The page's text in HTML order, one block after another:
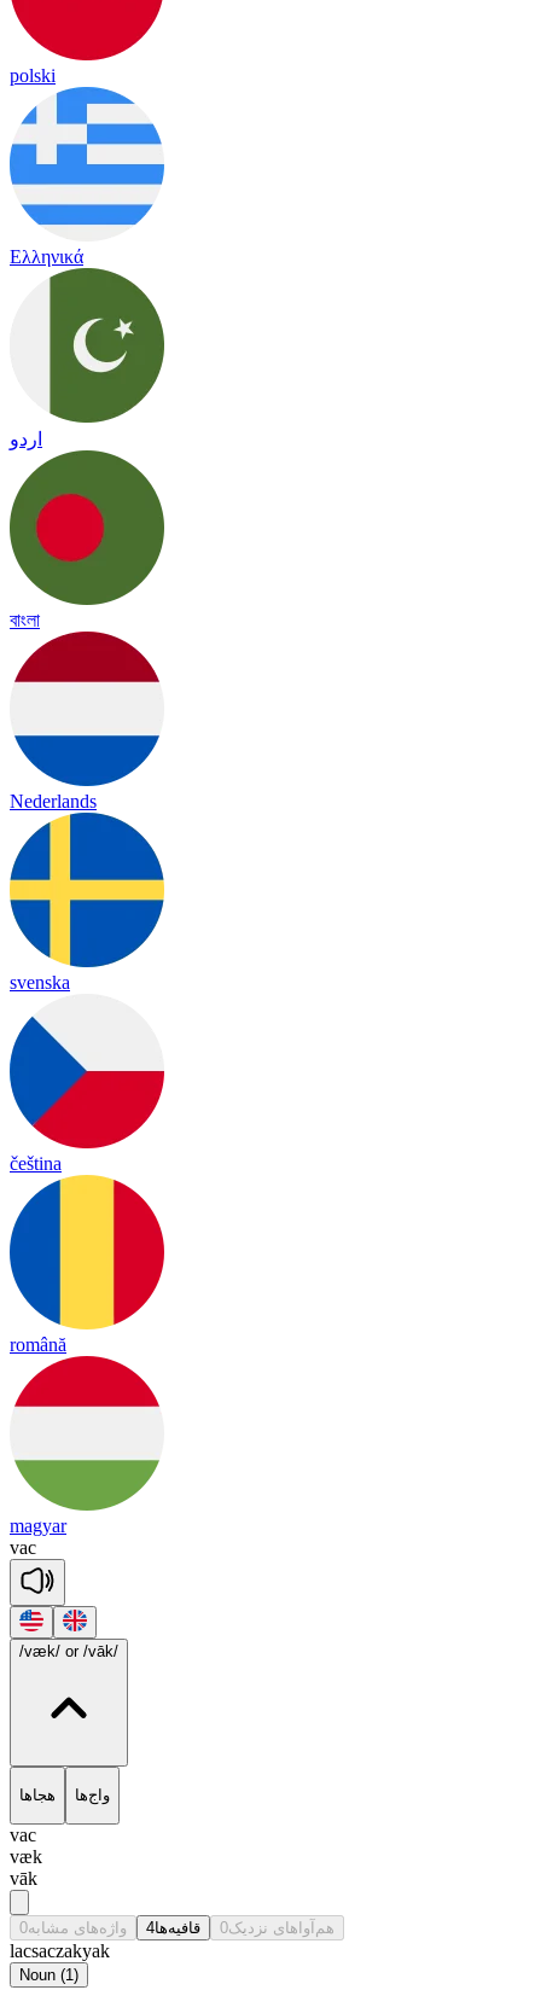
polski
Ελληνικά
اردو
বাংলা
Nederlands
svenska
čeština
română
magyar
vac
/væk/ or /vāk/
هجاها واج‌ها
vac
væk
vāk
واژه‌های مشابه0 قافیه‌ها4 هم‌آواهای نزدیک0
lacsaczakyak
Noun (1)